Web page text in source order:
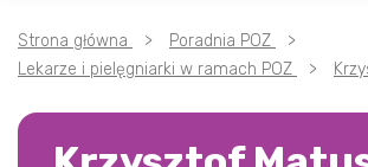
Strona główna > Poradnia POZ
>
Lekarze i pielęgniarki w ramach POZ
>